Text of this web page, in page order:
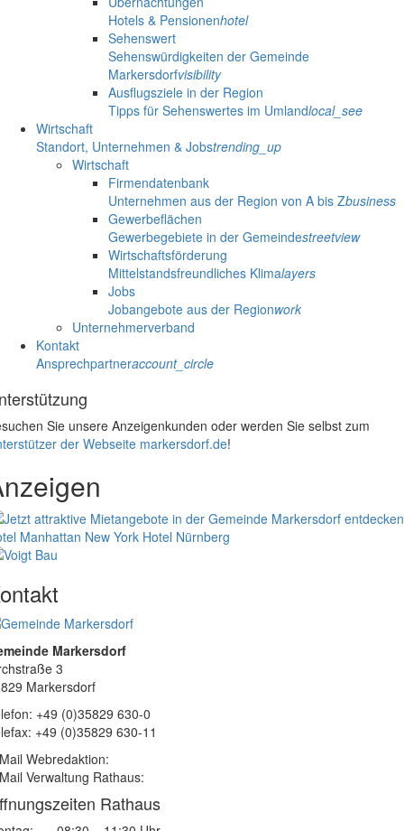
Hotels & Pensionenhotel
Sehenswert
Sehenswürdigkeiten der Gemeinde
Markersdorfvisibility
Ausflugsziele in der Region
Tipps für Sehenswertes im Umlandlocal_see
Wirtschaft
Standort, Unternehmen & Jobstrending_up
Wirtschaft
Firmendatenbank
Unternehmen aus der Region von A bis Zbusiness
Gewerbeflächen
Gewerbegebiete in der Gemeindestreetview
Wirtschaftsförderung
Mittelstandsfreundliches Klimalayers
Jobs
Jobangebote aus der Regionwork
Unternehmerverband
Kontakt
Ansprechpartneraccount_circle
Sie unsere Anzeigenkunden oder werden Sie selbst zum
der Webseite markersdorf.de!
Manhattan New York Hotel Nürnberg
Markersdorf
3
Markersdorf
+49 (0)35829 630-0
+49 (0)35829 630-11
Webredaktion:
Verwaltung Rathaus:
Rathaus